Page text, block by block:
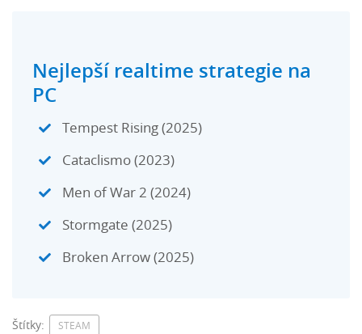
Nejlepší realtime strategie na
PC
Tempest Rising (2025)
Cataclismo (2023)
Men of War 2 (2024)
Stormgate (2025)
Broken Arrow (2025)
Štítky: STEAM